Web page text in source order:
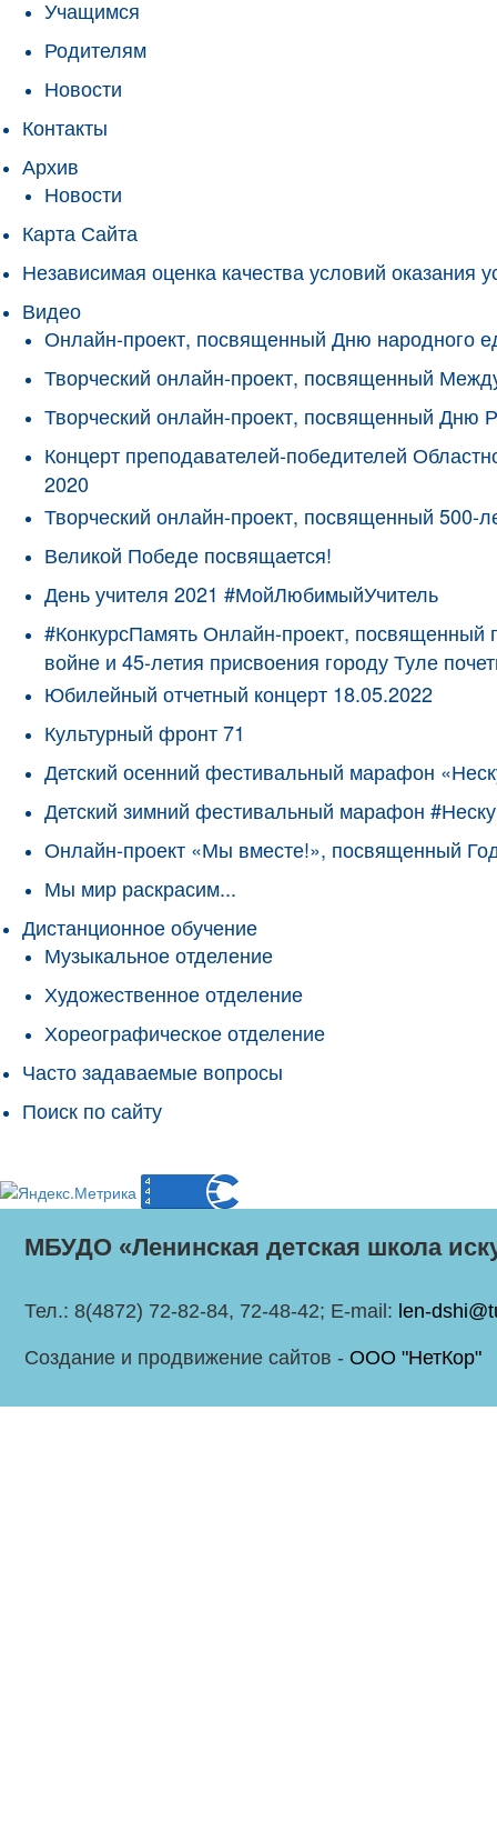
Учащимся
Родителям
Новости
Контакты
Архив
Новости
Карта Сайта
Независимая оценка качества условий оказания
Видео
Онлайн-проект, посвященный Дню народного
Творческий онлайн-проект, посвященный
Творческий онлайн-проект, посвященный Дню
Концерт преподавателей-победителей
2020
Творческий онлайн-проект, посвященный 500-
Великой Победе посвящается!
День учителя 2021 #МойЛюбимыйУчитель
#КонкурсПамять Онлайн-проект,
войне и 45-летия присвоения городу Туле
Юбилейный отчетный концерт 18.05.2022
Культурный фронт 71
Детский осенний фестивальный марафон
Детский зимний фестивальный марафон
Онлайн-проект «Мы вместе!», посвященный
Мы мир раскрасим...
Дистанционное обучение
Музыкальное отделение
Художественное отделение
Хореографическое отделение
Часто задаваемые вопросы
Поиск по сайту
МБУДО «Ленинская детская школа
Тел.: 8(4872) 72-82-84, 72-48-42; E-mail: len-
Создание и продвижение сайтов - ООО "НетКор"